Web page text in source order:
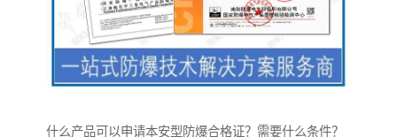
什么产品可以申请本安型防爆合格证？需要什么条件？